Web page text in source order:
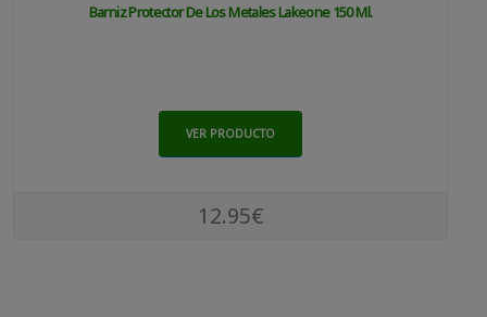
Barniz Protector De Los Metales Lakeone 150 Ml.
VER PRODUCTO
12.95€